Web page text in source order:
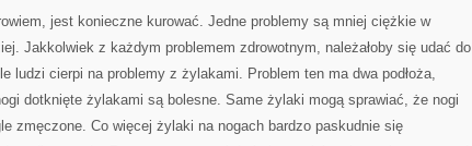
SIĘ
PRZECHODZENIU
DIETĘ
jest konieczne kurować. Jedne problemy są mniej ciężkie w
Jakkolwiek z każdym problemem zdrowotnym, należałoby się udać do
ludzi cierpi na problemy z żylakami. Problem ten ma dwa podłoża,
dotknięte żylakami są bolesne. Same żylaki mogą sprawiać, że nogi
zmęczone. Co więcej żylaki na nogach bardzo paskudnie się